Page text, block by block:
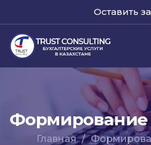
Оставить
Формирование
Главная